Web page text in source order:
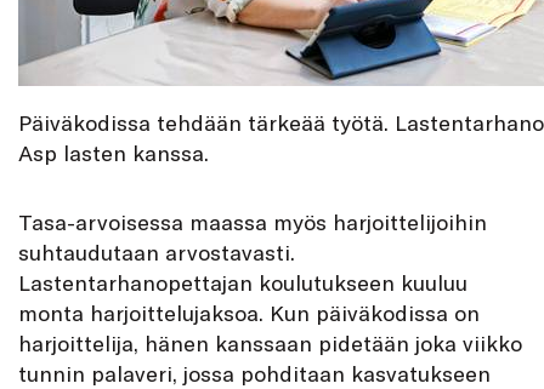
Päiväkodissa tehdään tärkeää työtä.
Asp lasten kanssa.
Tasa-arvoisessa maassa myös harjoittelijoihin
suhtaudutaan arvostavasti.
Lastentarhanopettajan koulutukseen kuuluu
monta harjoittelujaksoa. Kun päiväkodissa on
harjoittelija, hänen kanssaan pidetään joka viikko
tunnin palaveri, jossa pohditaan kasvatukseen